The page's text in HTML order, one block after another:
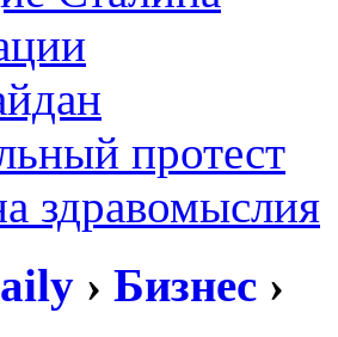
протест
здравомыслия
› Бизнес ›